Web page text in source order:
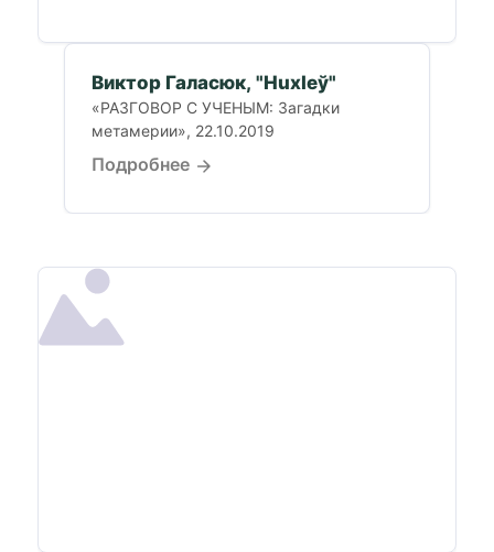
Виктор Галасюк, "Huxleў"
«РАЗГОВОР С УЧЕНЫМ: Загадки
метамерии», 22.10.2019
Подробнее